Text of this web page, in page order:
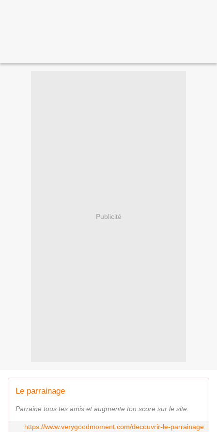
Publicité
Le parrainage
Parraine tous tes amis et augmente ton score sur le site.
https://www.verygoodmoment.com/decouvrir-le-parrainage